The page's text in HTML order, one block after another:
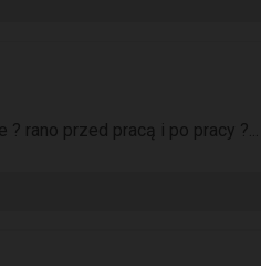
rano przed pracą i po pracy ?...